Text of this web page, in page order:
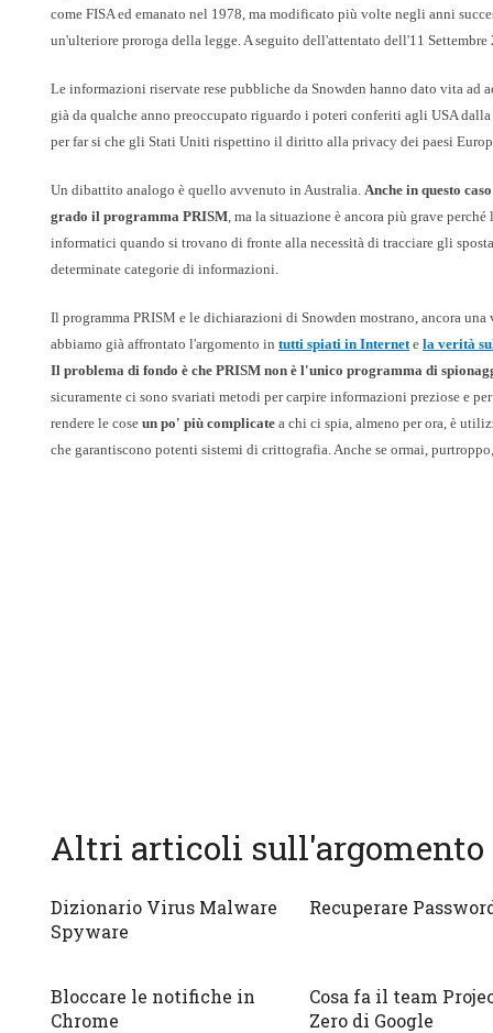
come FISA ed emanato nel 1978, ma modificato più volte negli anni
un'ulteriore proroga della legge. A seguito dell'attentato dell'11
Le informazioni riservate rese pubbliche da Snowden hanno dato vita
già da qualche anno preoccupato riguardo i poteri conferiti agli USA
per far si che gli Stati Uniti rispettino il diritto alla privacy dei paesi
Un dibattito analogo è quello avvenuto in Australia.Anche in questo
grado il programma PRISM, ma la situazione è ancora più grave
informatici quando si trovano di fronte alla necessità di tracciare gli
determinate categorie di informazioni.
Il programma PRISM e le dichiarazioni di Snowden mostrano, ancora una
abbiamo già affrontato l'argomento intutti spiati in Internetela verità
Il problema di fondo è che PRISM non è l'unico programma di
sicuramente ci sono svariati metodi per carpire informazioni preziose e
rendere le coseun po' più complicate a chi ci spia, almeno per ora, è
che garantiscono potenti sistemi di crittografia. Anche se ormai,
Altri articoli sull'argomento
Dizionario Virus Malware
Spyware
Recuperare
Bloccare le notifiche in
Chrome
Cosa fa il team
Zero di Google